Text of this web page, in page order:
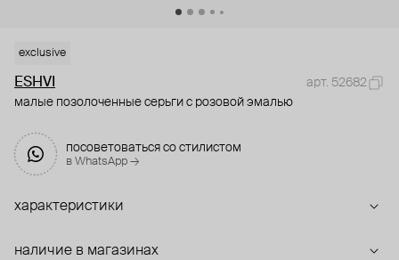
exclusive
ESHVI
арт. 52682
малые позолоченные серьги с розовой эмалью
посоветоваться со стилистом
в WhatsApp →
характеристики
наличие в магазинах